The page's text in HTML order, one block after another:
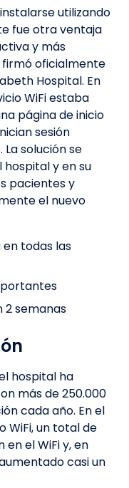
utilizando
fue otra ventaja
y más
firmó oficialmente
Hospital. En
WiFi estaba
página de inicio
sesión
solución se
y en su
pacientes y
el nuevo
todas las
semanas
hospital ha
más de 250.000
cada año. En el
WiFi, un total de
en el WiFi y, en
casi un